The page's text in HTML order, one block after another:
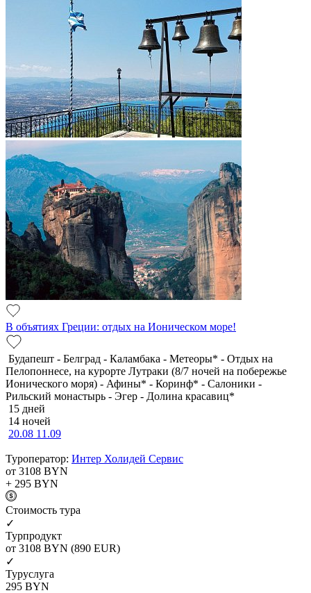
В объятиях Греции: отдых на Ионическом море!
Будапешт - Белград - Каламбака - Метеоры* - Отдых на
Пелопоннесе, на курорте Лутраки (8/7 ночей на побережье
Ионического моря) - Афины* - Коринф* - Салоники -
Рильский монастырь - Эгер - Долина красавиц*
15 дней
14 ночей
20.08 11.09
Туроператор: Интер Холидей Сервис
от 3108 BYN
+ 295 BYN
Cтоимость тура
✓
Турпродукт
от 3108 BYN (890 EUR)
✓
Туруслуга
295 BYN